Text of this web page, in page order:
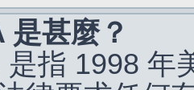
是甚麼？
是指 1998 年